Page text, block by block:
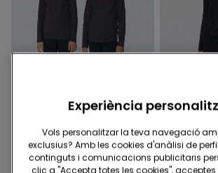
4 Colors 1 Color
Experiència
Vols personalitzar la teva navegació
exclusius? Amb les cookies d'anàlisi de
continguts i comunicacions publicitaris
clic a "Accepta totes les cookies", acceptes